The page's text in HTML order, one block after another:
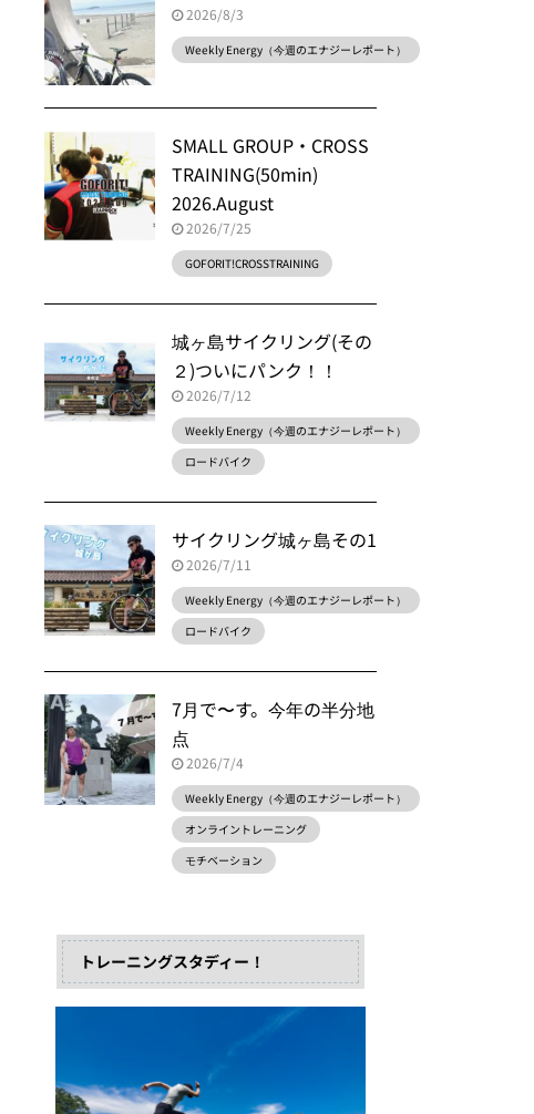
2026/8/3
Weekly Energy（今週のエナジーレポート）
SMALL GROUP・CROSS
TRAINING(50min)
2026.August
2026/7/25
GOFORIT!CROSSTRAINING
城ヶ島サイクリング(その
２)ついにパンク！！
2026/7/12
Weekly Energy（今週のエナジーレポート）
ロードバイク
サイクリング城ヶ島その1
2026/7/11
Weekly Energy（今週のエナジーレポート）
ロードバイク
7月で〜す。今年の半分地
点
2026/7/4
Weekly Energy（今週のエナジーレポート）
オンライントレーニング
モチベーション
トレーニングスタディー！